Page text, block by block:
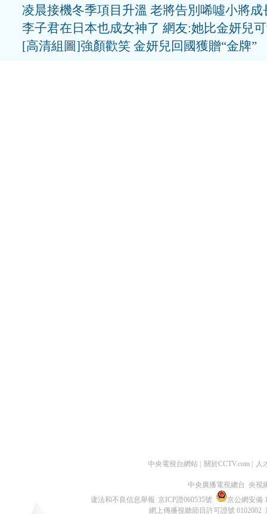
凌晨接機冬季項目升溫 老將告別唏噓小將成
李子君在日本也成女神了 網友:她比金妍兒
[高清組圖]強顏歡笑 金妍兒回國獲贈“金牌”
中央電視台網站 關於CCTV.com 人
中央廣播電視總台 央視
違法和不良信息舉報 京ICP證060535號
京公網安備
網上傳播視聽節目許可證號 0102002